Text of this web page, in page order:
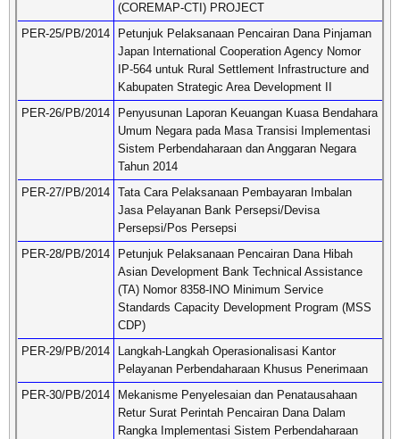
(COREMAP-CTI) PROJECT
PER-25/PB/2014
Petunjuk Pelaksanaan Pencairan Dana Pinjaman
Japan International Cooperation Agency Nomor
IP-564 untuk Rural Settlement Infrastructure and
Kabupaten Strategic Area Development II
PER-26/PB/2014
Penyusunan Laporan Keuangan Kuasa Bendahara
Umum Negara pada Masa Transisi Implementasi
Sistem Perbendaharaan dan Anggaran Negara
Tahun 2014
PER-27/PB/2014 Tata Cara Pelaksanaan Pembayaran Imbalan
Jasa Pelayanan Bank Persepsi/Devisa
Persepsi/Pos Persepsi
PER-28/PB/2014
Petunjuk Pelaksanaan Pencairan Dana Hibah
Asian Development Bank Technical Assistance
(TA) Nomor 8358-INO Minimum Service
Standards Capacity Development Program (MSS
CDP)
PER-29/PB/2014
Langkah-Langkah Operasionalisasi Kantor
Pelayanan Perbendaharaan Khusus Penerimaan
PER-30/PB/2014
Mekanisme Penyelesaian dan Penatausahaan
Retur Surat Perintah Pencairan Dana Dalam
Rangka Implementasi Sistem Perbendaharaan